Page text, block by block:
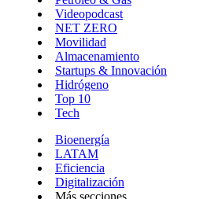
Videopodcast
NET ZERO
Movilidad
Almacenamiento
Startups & Innovación
Hidrógeno
Top 10
Tech
Bioenergía
LATAM
Eficiencia
Digitalización
Más secciones